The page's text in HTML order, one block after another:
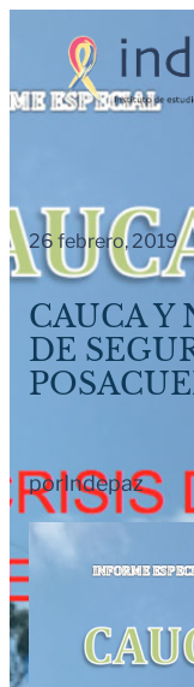
26 febrero, 2019
CAUCA Y
DE
porIndepaz